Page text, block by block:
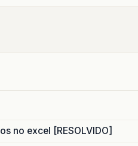
no excel [RESOLVIDO]